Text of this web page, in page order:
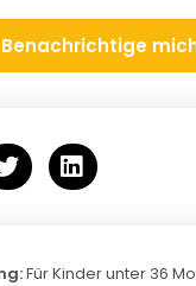
Benachrichtige
Für Kinder unter 36